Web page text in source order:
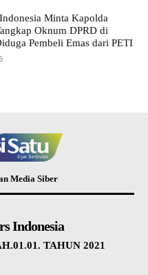
Minta Kapolda
Oknum DPRD di
Pembeli Emas dari PETI
Media Siber
Indonesia
TAHUN 2021